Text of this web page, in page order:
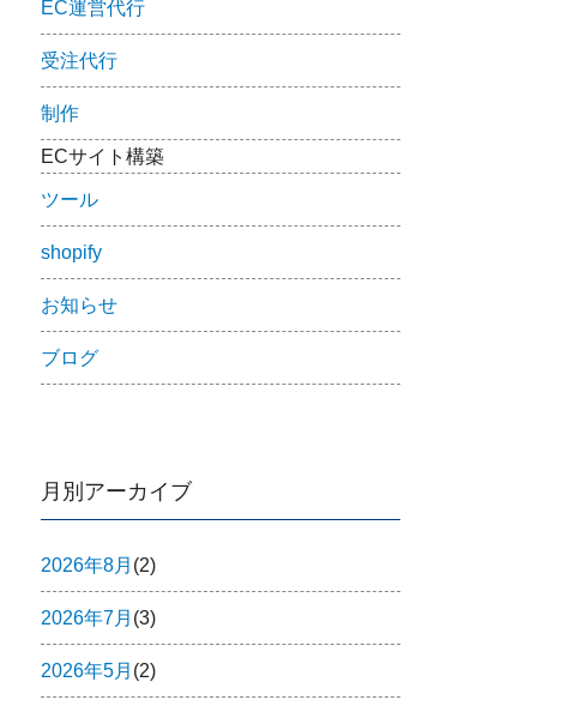
EC運営代行
受注代行
制作
ECサイト構築
ツール
shopify
お知らせ
ブログ
月別アーカイブ
2026年8月 (2)
2026年7月 (3)
2026年5月 (2)